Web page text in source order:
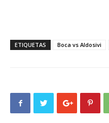
ETIQUETAS Boca vs Aldosivi